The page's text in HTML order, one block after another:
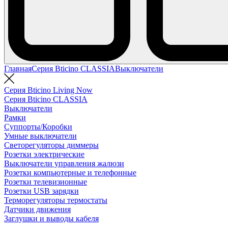
ГлавнаяСерия Bticino CLASSIAВыключатели
Серия Bticino Living Now
Серия Bticino CLASSIA
Выключатели
Рамки
Суппорты/Коробки
Умные выключатели
Светорегуляторы диммеры
Розетки электрические
Выключатели управления жалюзи
Розетки компьютерные и телефонные
Розетки телевизионные
Розетки USB зарядки
Терморегуляторы термостаты
Датчики движения
Заглушки и выводы кабеля